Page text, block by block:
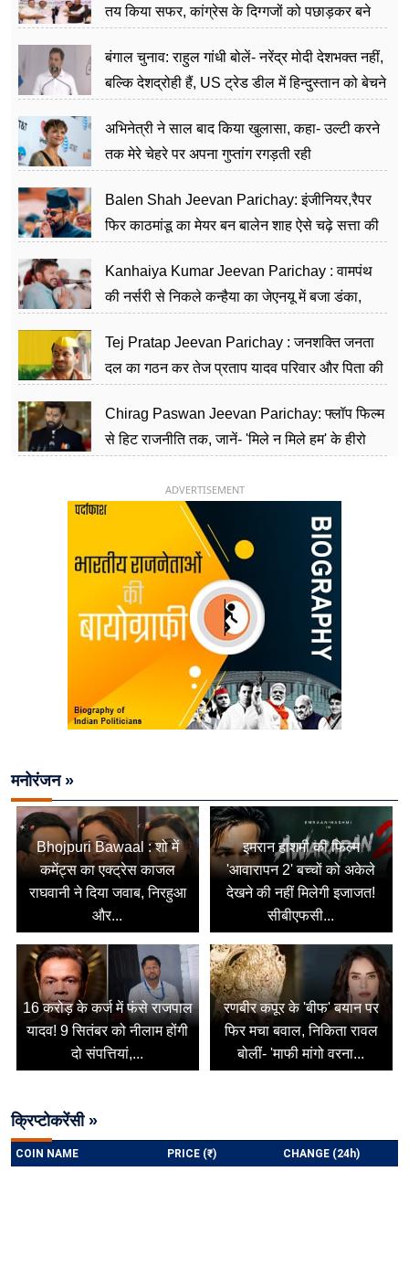
तय किया सफर, कांग्रेस के दिग्गजों को पछाड़कर बने
बंगाल चुनाव: राहुल गांधी बोलें- नरेंद्र मोदी देशभक्त नहीं,
बल्कि देशद्रोही हैं, US ट्रेड डील में हिन्दुस्तान को बेचने
अभिनेत्री ने साल बाद किया खुलासा, कहा- उल्टी करने
तक मेरे चेहरे पर अपना गुप्तांग रगड़ती रही
Balen Shah Jeevan Parichay: इंजीनियर,रैपर
फिर काठमांडू का मेयर बन बालेन शाह ऐसे चढ़े सत्ता की
Kanhaiya Kumar Jeevan Parichay : वामपंथ
की नर्सरी से निकले कन्हैया का जेएनयू में बजा डंका,
Tej Pratap Jeevan Parichay : जनशक्ति जनता
दल का गठन कर तेज प्रताप यादव परिवार और पिता की
Chirag Paswan Jeevan Parichay: फ्लॉप फिल्म
से हिट राजनीति तक, जानें- 'मिले न मिले हम' के हीरो
ADVERTISEMENT
मनोरंजन »
Bhojpuri Bawaal : शो में
कमेंट्स का एक्ट्रेस काजल
राघवानी ने दिया जवाब, निरहुआ
और...
इमरान हाशमी की फिल्म
'आवारापन 2' बच्चों को अकेले
देखने की नहीं मिलेगी इजाजत!
सीबीएफसी...
16 करोड़ के कर्ज में फंसे राजपाल
यादव! 9 सितंबर को नीलाम होंगी
दो संपत्तियां,...
रणबीर कपूर के 'बीफ' बयान पर
फिर मचा बवाल, निकिता रावल
बोलीं- 'माफी मांगो वरना...
क्रिप्टोकरेंसी »